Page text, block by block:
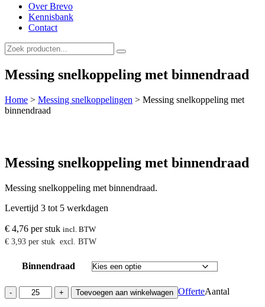
Over Brevo
Kennisbank
Contact
Messing snelkoppeling met binnendraad
Home > Messing snelkoppelingen > Messing snelkoppeling met
binnendraad
Messing snelkoppeling met binnendraad
Messing snelkoppeling met binnendraad.
Levertijd 3 tot 5 werkdagen
€ 4,76 per stuk incl. BTW
€ 3,93 per stuk excl. BTW
Binnendraad
Aantal
-
Messing
snelkoppeling
+ Toevoegen aan winkelwagen Offerte